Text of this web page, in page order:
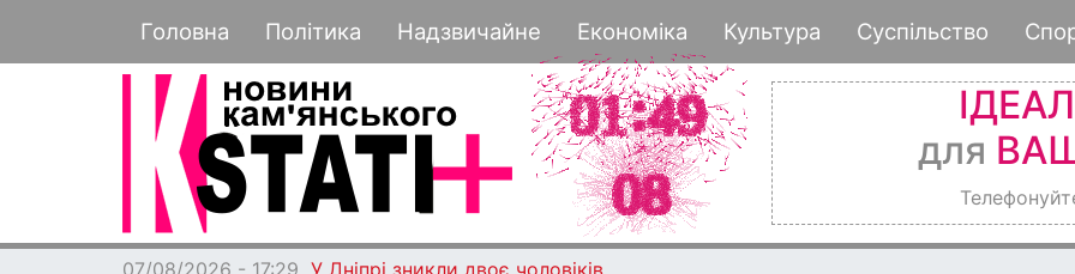
до
основного
Основная навигация
Головна Політика Надзвичайне Економіка Культура Суспільство
для
07/08/2026 - 17:29 У Дніпрі зникли двоє чоловіків